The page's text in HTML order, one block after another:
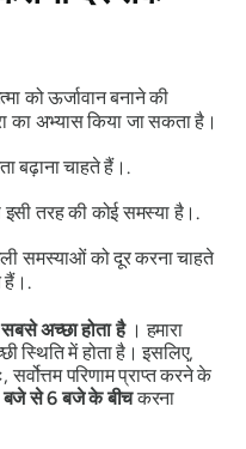
को ऊर्जावान बनाने की
काअभ्यास किया जा सकता है।
बढ़ाना चाहते हैं।.
इसी तरह की कोई समस्या है।.
समस्याओं को दूर करना चाहते
हैं।.
अच्छा होता है। हमारा
स्थिति में होता है। इसलिए,
परिणाम प्राप्त करने के
से 6 बजे के बीचकरना